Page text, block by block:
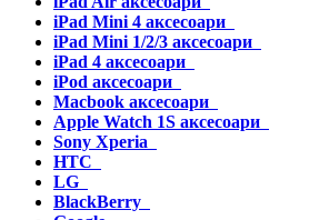
iPad Mini 4 аксесоари
iPad Mini 1/2/3 аксесоари
iPad 4 аксесоари
iPod аксесоари
Macbook аксесоари
Apple Watch 1S аксесоари
Sony Xperia
HTC
LG
BlackBerry